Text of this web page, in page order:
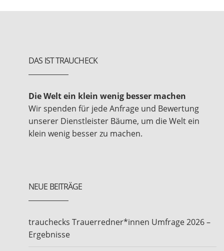
DAS IST TRAUCHECK
Die Welt ein klein wenig besser machen
Wir spenden für jede Anfrage und Bewertung
unserer Dienstleister Bäume, um die Welt ein
klein wenig besser zu machen.
NEUE BEITRÄGE
trauchecks Trauerredner*innen Umfrage 2026 –
Ergebnisse